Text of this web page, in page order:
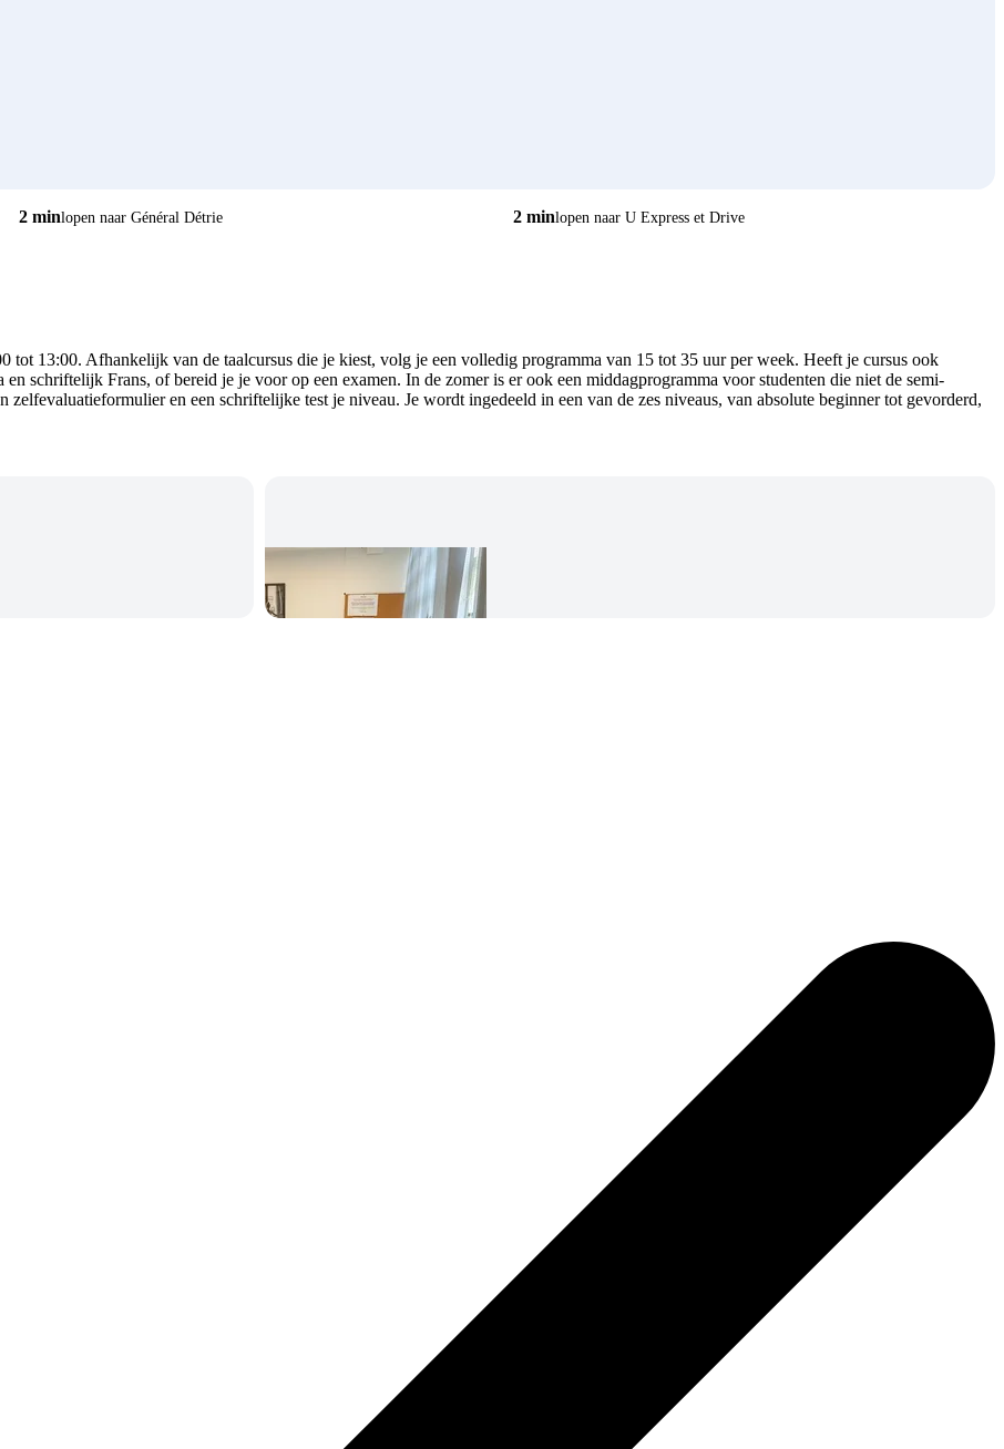
2 minlopen naar Général Détrie 2 minlopen naar U Express et Drive
tot 13:00. Afhankelijk van de taalcursus die je kiest, volg je een volledig programma van 15 tot 35 uur per week. Heeft je cursus ook
schriftelijk Frans, of bereid je je voor op een examen. In de zomer is er ook een middagprogramma voor studenten die niet de semi-
en een schriftelijke test je niveau. Je wordt ingedeeld in een van de zes niveaus, van absolute beginner tot gevorderd,